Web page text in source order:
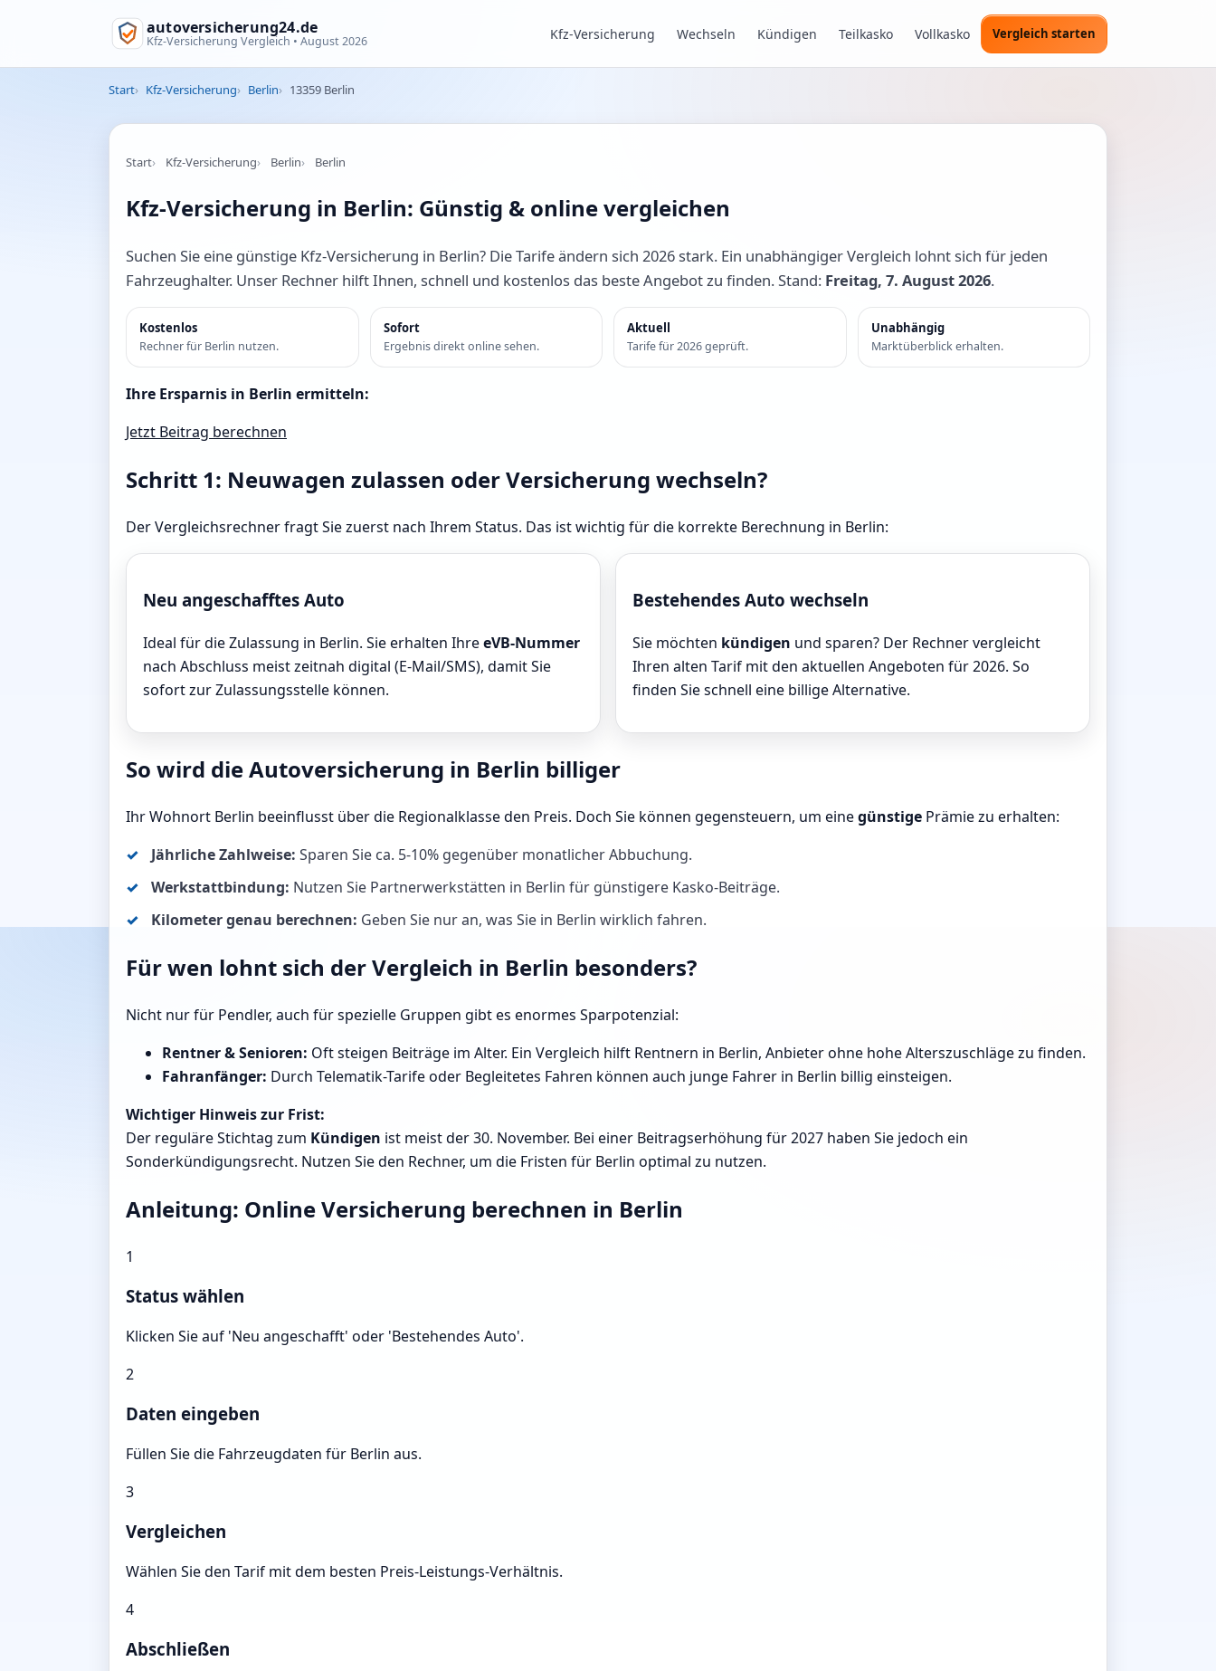
autoversicherung24.de
Kfz-Versicherung Vergleich • August 2026 Kfz-Versicherung Wechseln Kündigen Teilkasko Vollkasko Vergleich starten
Start Kfz-Versicherung Berlin 13359 Berlin
Start Kfz-Versicherung Berlin Berlin
Kfz-Versicherung in Berlin: Günstig & online vergleichen
Suchen Sie eine günstige Kfz-Versicherung in Berlin? Die Tarife ändern sich 2026 stark. Ein unabhängiger Vergleich lohnt sich für jeden
Fahrzeughalter. Unser Rechner hilft Ihnen, schnell und kostenlos das beste Angebot zu finden. Stand: Freitag, 7. August 2026.
Kostenlos
Rechner für Berlin nutzen.
Sofort
Ergebnis direkt online sehen.
Aktuell
Tarife für 2026 geprüft.
Unabhängig
Marktüberblick erhalten.
Ihre Ersparnis in Berlin ermitteln:
Jetzt Beitrag berechnen
Schritt 1: Neuwagen zulassen oder Versicherung wechseln?
Der Vergleichsrechner fragt Sie zuerst nach Ihrem Status. Das ist wichtig für die korrekte Berechnung in Berlin:
Neu angeschafftes Auto
Ideal für die Zulassung in Berlin. Sie erhalten IhreeVB-Nummer
nach Abschluss meist zeitnah digital (E-Mail/SMS), damit Sie
sofort zur Zulassungsstelle können.
Bestehendes Auto wechseln
Sie möchten kündigen und sparen? Der Rechner vergleicht
Ihren alten Tarif mit den aktuellen Angeboten für 2026. So
finden Sie schnell eine billige Alternative.
So wird die Autoversicherung in Berlin billiger
Ihr Wohnort Berlin beeinflusst über die Regionalklasse den Preis. Doch Sie können gegensteuern, um einegünstige Prämie zu erhalten:
Jährliche Zahlweise: Sparen Sie ca. 5-10% gegenüber monatlicher Abbuchung.
Werkstattbindung: Nutzen Sie Partnerwerkstätten in Berlin für günstigere Kasko-Beiträge.
Kilometer genau berechnen: Geben Sie nur an, was Sie in Berlin wirklich fahren.
Für wen lohnt sich der Vergleich in Berlin besonders?
Nicht nur für Pendler, auch für spezielle Gruppen gibt es enormes Sparpotenzial:
Rentner & Senioren: Oft steigen Beiträge im Alter. Ein Vergleich hilft Rentnern in Berlin, Anbieter ohne hohe Alterszuschläge zu finden.
Fahranfänger: Durch Telematik-Tarife oder Begleitetes Fahren können auch junge Fahrer in Berlin billig einsteigen.
Wichtiger Hinweis zur Frist:
Der reguläre Stichtag zum Kündigen ist meist der 30. November. Bei einer Beitragserhöhung für 2027 haben Sie jedoch ein
Sonderkündigungsrecht. Nutzen Sie den Rechner, um die Fristen für Berlin optimal zu nutzen.
Anleitung: Online Versicherung berechnen in Berlin
1
Status wählen
Klicken Sie auf 'Neu angeschafft' oder 'Bestehendes Auto'.
2
Daten eingeben
Füllen Sie die Fahrzeugdaten für Berlin aus.
3
Vergleichen
Wählen Sie den Tarif mit dem besten Preis-Leistungs-Verhältnis.
4
Abschließen